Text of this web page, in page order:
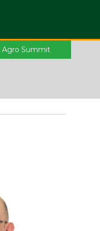
Agro Summit